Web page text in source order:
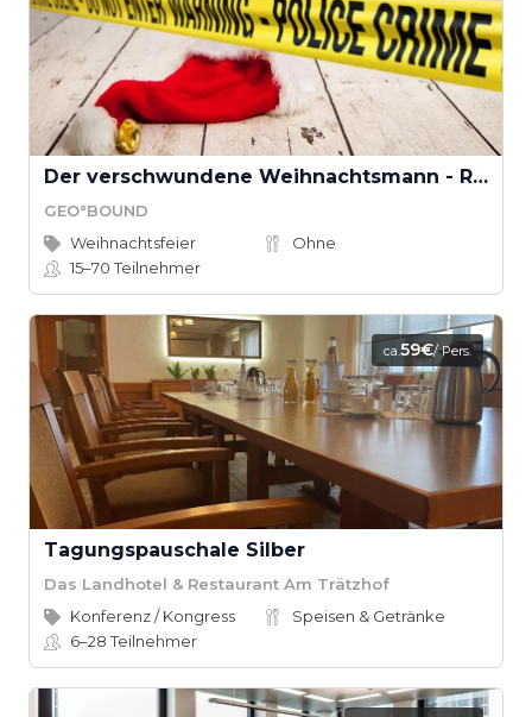
Der verschwundene Weihnachtsmann - Rettet Weihnachten! (Teamevent)
GEO°BOUND
Weihnachtsfeier
Ohne
15–70Teilnehmer
ca.59€/ Pers.
Tagungspauschale Silber
Das Landhotel & Restaurant Am Trätzhof
Konferenz / Kongress
Speisen & Getränke
6–28Teilnehmer